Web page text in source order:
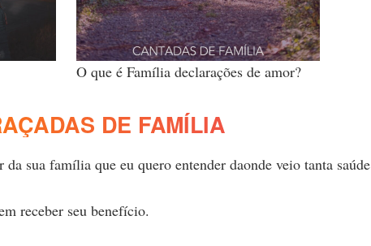
O que é Família declarações de amor?
DE FAMÍLIA
sua família que eu quero entender daonde veio tanta saúde
receber seu benefício.